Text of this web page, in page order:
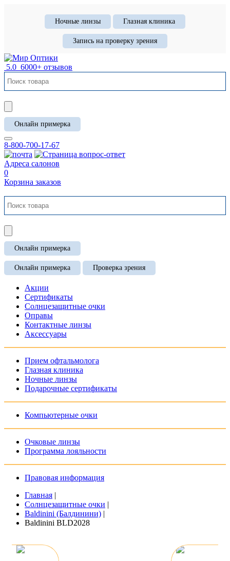
Ночные линзы Глазная клиника
Запись на проверку зрения
5.0 6000+ отзывов
Онлайн примерка
8-800-700-17-67
Адреса салонов
0
Корзина заказов
Онлайн примерка
Онлайн примерка Проверка зрения
Акции
Сертификаты
Солнцезащитные очки
Оправы
Контактные линзы
Аксессуары
Прием офтальмолога
Глазная клиника
Ночные линзы
Подарочные сертификаты
Компьютерные очки
Очковые линзы
Программа лояльности
Правовая информация
Главная |
Солнцезащитные очки |
Baldinini (Балдинини) |
Baldinini BLD2028